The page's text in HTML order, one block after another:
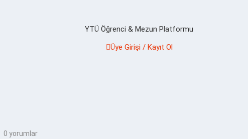
YTÜ Öğrenci & Mezun Platformu
Üye Girişi / Kayıt Ol
0 yorumlar